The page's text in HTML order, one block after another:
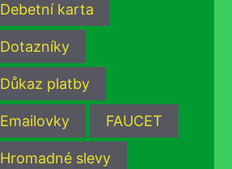
Debetní karta
Dotazníky
Důkaz platby
Emailovky FAUCET
Hromadné slevy